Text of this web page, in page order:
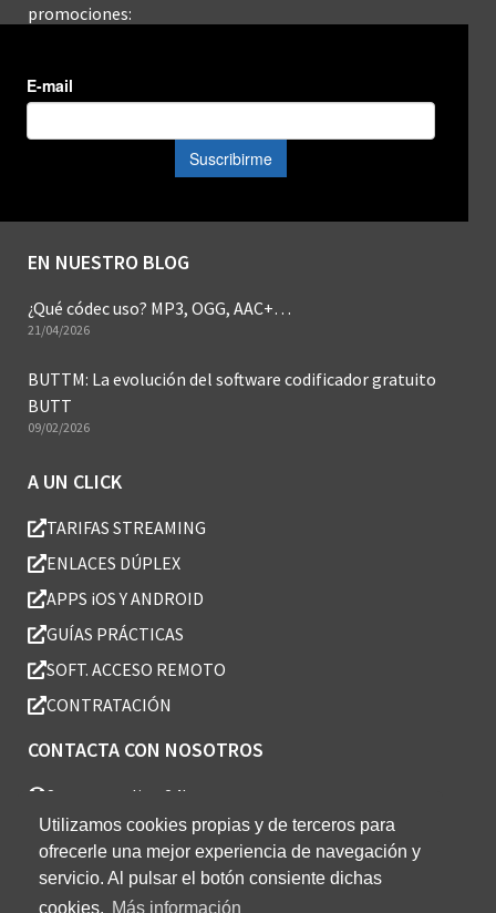
Utilizamos cookies propias y de terceros para
ofrecerle una mejor experiencia de navegación y
servicio. Al pulsar el botón consiente dichas
cookies. Más información
promociones:
EN NUESTRO BLOG
¿Qué códec uso? MP3, OGG, AAC+…
21/04/2026
BUTTM: La evolución del software codificador gratuito
BUTT
09/02/2026
A UN CLICK
TARIFAS STREAMING
ENLACES DÚPLEX
APPS iOS Y ANDROID
GUÍAS PRÁCTICAS
SOFT. ACCESO REMOTO
CONTRATACIÓN
CONTACTA CON NOSOTROS
Soporte online 24h
Teléfono: (+34) 943 000 090
Nota: Los precios de esta Web no incluyen IVA y son exclusivos para venta online y nuevos